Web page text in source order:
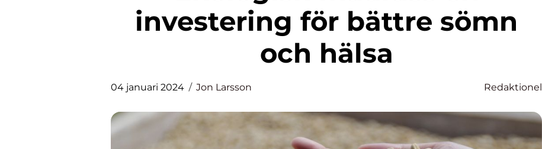
investering för bättre sömn
och hälsa
04 januari 2024 Jon Larsson Redaktionel